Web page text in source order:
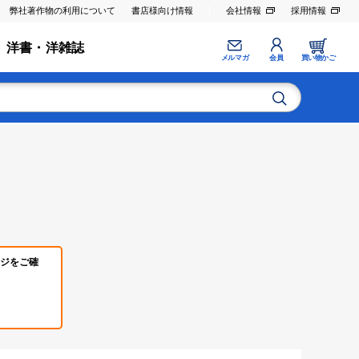
弊社著作物の利用について 書店様向け情報 会社情報 採用情報
洋書・洋雑誌
メルマガ 会員 買い物かご
をご確